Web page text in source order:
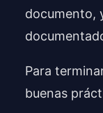
documento,
Para
buenas